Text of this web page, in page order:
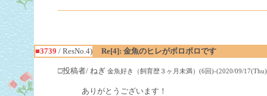
■3739 / ResNo.4) Re[4]: 金魚のヒレがボロボロです
□投稿者/ ねぎ 金魚好き（飼育歴３ヶ月未満）(6回)-(2020/09/
ありがとうございます！